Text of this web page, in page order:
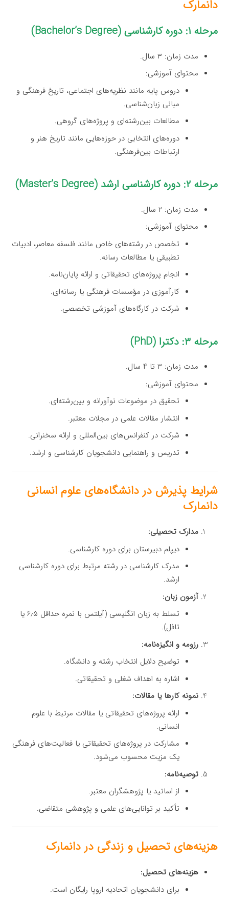
دانمارک
مرحله ۱: دوره کارشناسی (Bachelor’s Degree)
مدت زمان: ۳ سال.
محتوای آموزشی:
دروس پایه مانند نظریه‌های اجتماعی، تاریخ فرهنگی و
مبانی زبان‌شناسی.
مطالعات بین‌رشته‌ای و پروژه‌های گروهی.
دوره‌های انتخابی در حوزه‌هایی مانند تاریخ هنر و
ارتباطات بین‌فرهنگی.
مرحله ۲: دوره کارشناسی ارشد (Master’s Degree)
مدت زمان: ۲ سال.
محتوای آموزشی:
تخصص در رشته‌های خاص مانند فلسفه معاصر، ادبیات
تطبیقی یا مطالعات رسانه.
انجام پروژه‌های تحقیقاتی و ارائه پایان‌نامه.
کارآموزی در مؤسسات فرهنگی یا رسانه‌ای.
شرکت در کارگاه‌های آموزشی تخصصی.
مرحله ۳: دکترا (PhD)
مدت زمان: ۳ تا ۴ سال.
محتوای آموزشی:
تحقیق در موضوعات نوآورانه و بین‌رشته‌ای.
انتشار مقالات علمی در مجلات معتبر.
شرکت در کنفرانس‌های بین‌المللی و ارائه سخنرانی.
تدریس و راهنمایی دانشجویان کارشناسی و ارشد.
شرایط پذیرش در دانشگاه‌های علوم انسانی
دانمارک
مدارک تحصیلی:
دیپلم دبیرستان برای دوره کارشناسی.
مدرک کارشناسی در رشته مرتبط برای دوره کارشناسی
ارشد.
آزمون زبان:
تسلط به زبان انگلیسی (آیلتس با نمره حداقل ۶٫۵ یا
تافل).
رزومه و انگیزه‌نامه:
توضیح دلایل انتخاب رشته و دانشگاه.
اشاره به اهداف شغلی و تحقیقاتی.
نمونه کارها یا مقالات:
ارائه پروژه‌های تحقیقاتی یا مقالات مرتبط با علوم
انسانی.
مشارکت در پروژه‌های تحقیقاتی یا فعالیت‌های فرهنگی
یک مزیت محسوب می‌شود.
توصیه‌نامه:
از اساتید یا پژوهشگران معتبر.
تأکید بر توانایی‌های علمی و پژوهشی متقاضی.
هزینه‌های تحصیل و زندگی در دانمارک
هزینه‌های تحصیل:
برای دانشجویان اتحادیه اروپا رایگان است.